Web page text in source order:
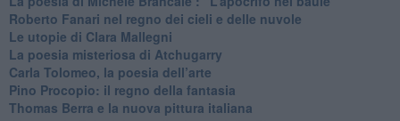
Roberto Fanari nel regno dei cieli e delle nuvole
Le utopie di Clara Mallegni
​La poesia misteriosa di Atchugarry
Carla Tolomeo, la poesia dell’arte
Pino Procopio: il regno della fantasia
Thomas Berra e la nuova pittura italiana